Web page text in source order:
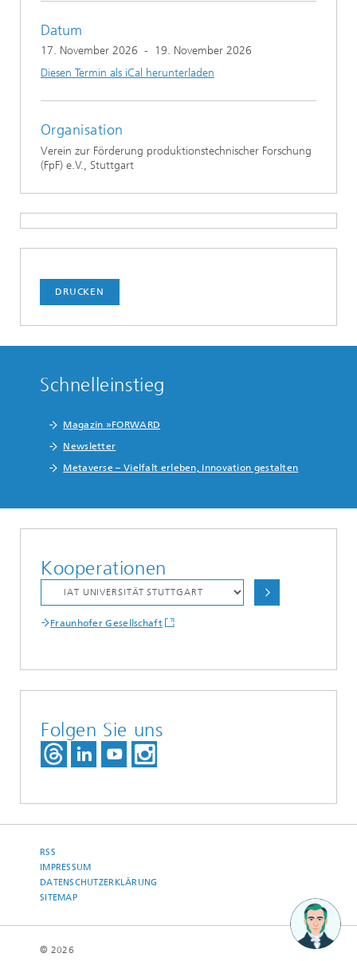
Datum
17. November 2026 -
19. November 2026
Diesen Termin als iCal herunterladen
Organisation
Verein zur Förderung produktionstechnischer Forschung
(FpF) e.V., Stuttgart
DRUCKEN
Schnelleinstieg
Magazin »FORWARD
Newsletter
Metaverse – Vielfalt erleben, Innovation gestalten
Kooperationen
Fraunhofer Gesellschaft
Folgen Sie uns
RSS
IMPRESSUM
DATENSCHUTZERKLÄRUNG
SITEMAP
© 2026